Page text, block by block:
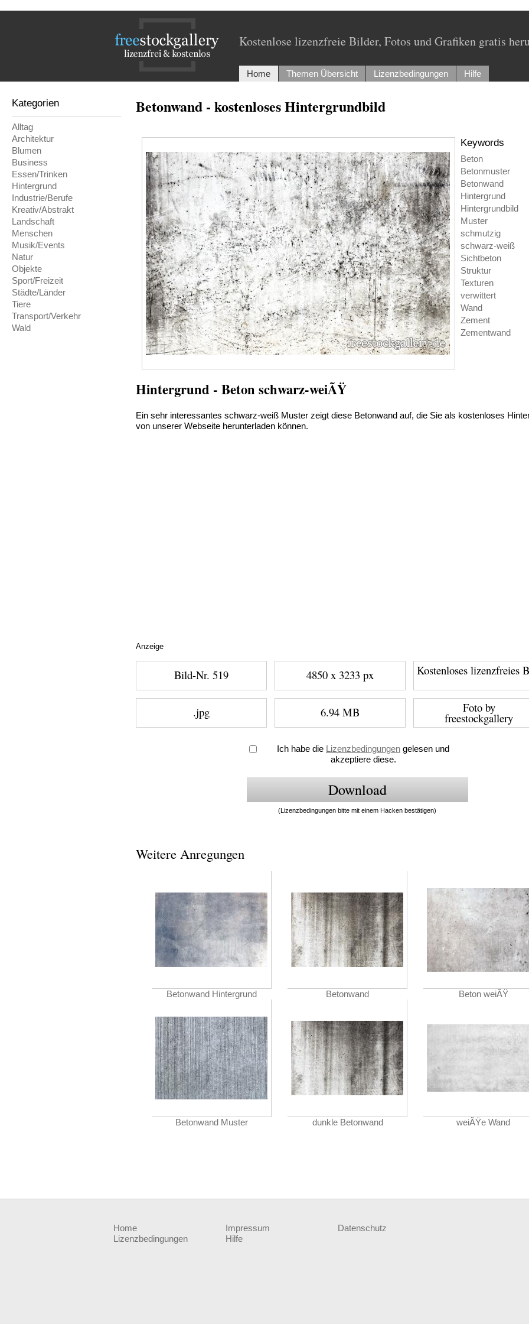
Kostenlose lizenzfreie Bilder, Fotos und Grafiken gratis
Home Themen Übersicht Lizenzbedingungen Hilfe
Kategorien
Alltag
Architektur
Blumen
Business
Essen/Trinken
Hintergrund
Industrie/Berufe
Kreativ/Abstrakt
Landschaft
Menschen
Musik/Events
Natur
Objekte
Sport/Freizeit
Städte/Länder
Tiere
Transport/Verkehr
Wald
Betonwand - kostenloses Hintergrundbild
Keywords
Beton
Betonmuster
Betonwand
Hintergrund
Hintergrundbild
Muster
schmutzig
schwarz-weiß
Sichtbeton
Struktur
Texturen
verwittert
Wand
Zement
Zementwand
Hintergrund - Beton schwarz-weiÃŸ
Ein sehr interessantes schwarz-weiß Muster zeigt diese Betonwand auf, die Sie als kostenloses
von unserer Webseite herunterladen können.
Anzeige
Bild-Nr. 519 4850 x 3233 px Kostenloses lizenzfreies
.jpg 6.94 MB Foto by
freestockgallery
Ich habe die Lizenzbedingungen gelesen und
akzeptiere diese.
(Lizenzbedingungen bitte mit einem Hacken bestätigen)
Weitere Anregungen
Betonwand Hintergrund Betonwand Beton weiÃŸ
Betonwand Muster dunkle Betonwand weiÃŸe Wand
Home Impressum
Datenschutz
Lizenzbedingungen
Hilfe